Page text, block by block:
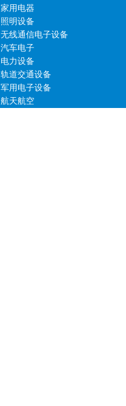
家用电器
照明设备
无线通信电子设备
汽车电子
电力设备
轨道交通设备
军用电子设备
航天航空